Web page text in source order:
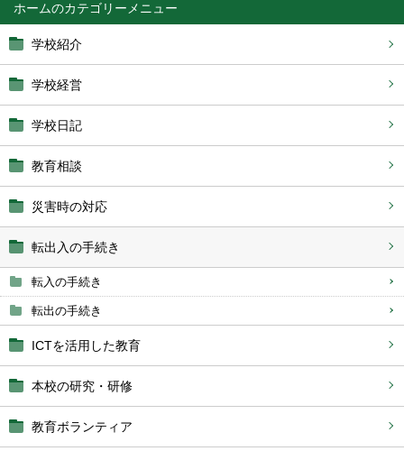
ホーム
学校紹介
学校経営
学校日記
教育相談
災害時の対応
転出入の手続き
転入の手続き
転出の手続き
ICTを活用した教育
本校の研究・研修
教育ボランティア